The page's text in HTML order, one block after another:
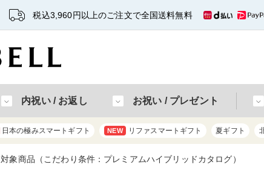
税込3,960円以上のご注文で全国送料無料
内祝い / お返し お祝い / プレゼント
日本の極みスマートギフト NEW リファスマートギフト 夏ギフト
対象商品（こだわり条件：プレミアムハイブリッドカタログ）